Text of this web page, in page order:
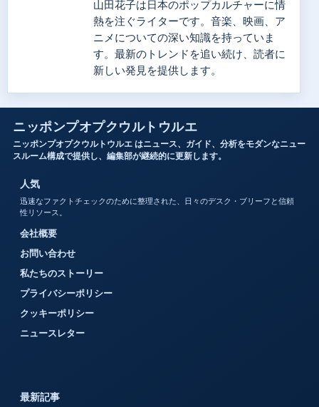
山田花子は日本のポップカルチャーに情
熱を注ぐライターです。音楽、映画、ア
ニメについての深い知識を持っていま
す。最新のトレンドを追い続け、読者に
新しい発見を提供します。
ニッポンプオプクウルトウルエ
ニッポンプオプクウルトウルエ はニュース、ガイド、分析をモダンなニュー
スルーム構成で提供し、編集部が継続的に更新します。
人気
迅速なファクトチェックのために整理された、日々のデスク・ブリーフと信頼
性リソース。
会社概要
お問い合わせ
私たちのストーリー
プライバシーポリシー
クッキーポリシー
ニュースレター
最新記事